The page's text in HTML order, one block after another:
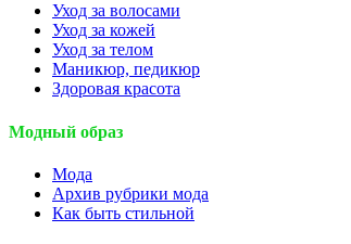
Уход за волосами
Уход за кожей
Уход за телом
Маникюр, педикюр
Здоровая красота
Модный образ
Мода
Архив рубрики мода
Как быть стильной